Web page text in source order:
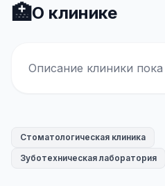
🏥О клинике
Описание клиники
Стоматологическая клиника
Зуботехническая лаборатория